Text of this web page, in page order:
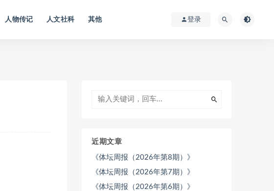
人物传记 人文社科 其他 登录
近期文章
《体坛周报（2026年第8期）》
《体坛周报（2026年第7期）》
《体坛周报（2026年第6期）》